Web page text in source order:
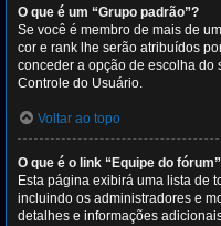
O que é um “Grupo padrão”?
Se você é membro de mais de
cor e rank lhe serão atribuídos
conceder a opção de escolha do
Controle do Usuário.
Voltar ao topo
O que é o link “Equipe do
Esta página exibirá uma lista de
incluindo os administradores e
detalhes e informações